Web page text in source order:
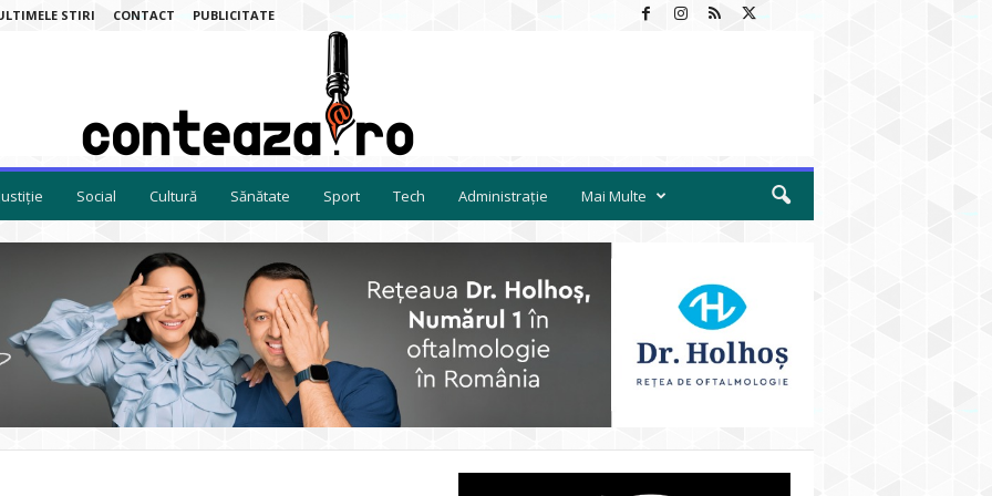
STIRI CONTACT PUBLICITATE
Social Cultură Sănătate Sport Tech Administrație Mai Multe